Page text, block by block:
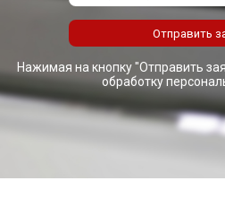
Нажимая на кнопку "Отправить
обработку